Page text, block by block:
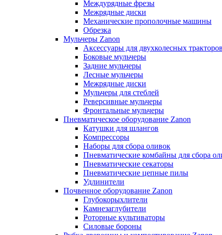
Междурядные фрезы
Межрядные диски
Механические прополочные машины
Обрезка
Мульчеры Zanon
Аксессуары для двухколесных тракторов
Боковые мульчеры
Задние мульчеры
Лесные мульчеры
Межрядные диски
Мульчеры для стеблей
Реверсивные мульчеры
Фронтальные мульчеры
Пневматическое оборудование Zanon
Катушки для шлангов
Компрессоры
Наборы для сбора оливок
Пневматические комбайны для сбора
Пневматические секаторы
Пневматические цепные пилы
Удлинители
Почвенное оборудование Zanon
Глубокорыхлители
Камнезаглубители
Роторные культиваторы
Силовые бороны